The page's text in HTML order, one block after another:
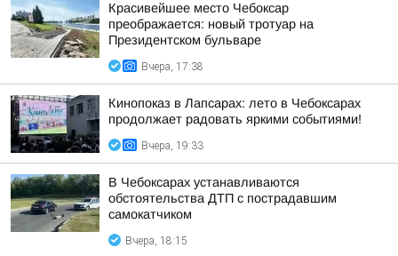
Красивейшее место Чебоксар
преображается: новый тротуар на
Президентском бульваре
Вчера, 17:38
Кинопоказ в Лапсарах: лето в Чебоксарах
продолжает радовать яркими событиями!
Вчера, 19:33
В Чебоксарах устанавливаются
обстоятельства ДТП с пострадавшим
самокатчиком
Вчера, 18:15